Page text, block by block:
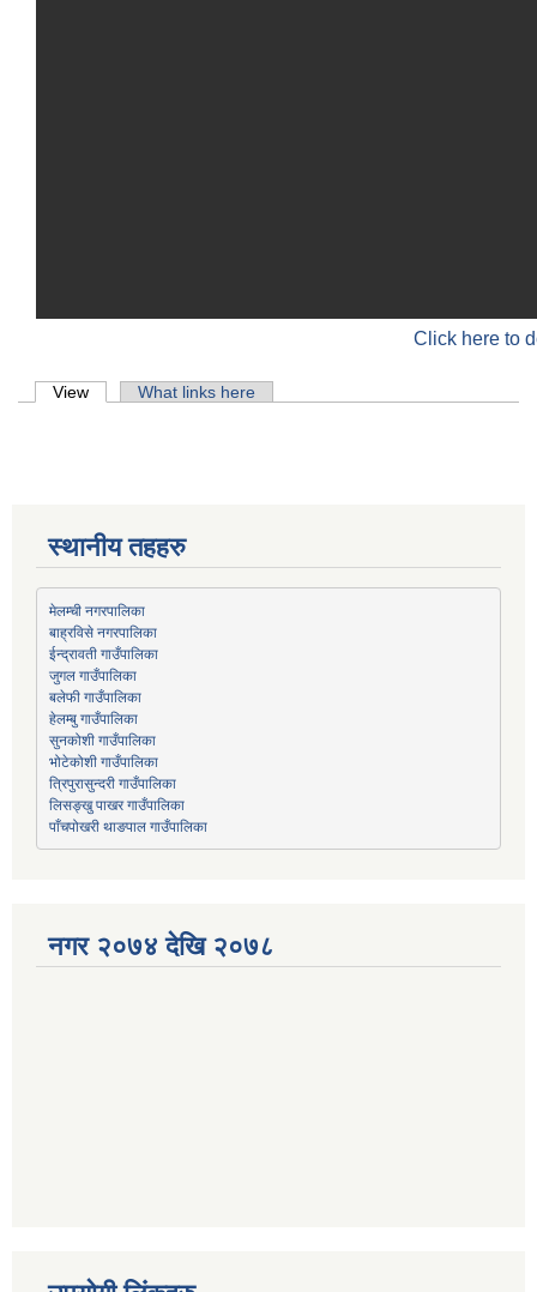
Click here to
Primary tabs
View (active tab)What links here
स्थानीय तहहरु
मेलम्ची नगरपालिका
बाह्रविसे नगरपालिका
ईन्द्रावती गाउँपालिका
जुगल गाउँपालिका
बलेफी गाउँपालिका
हेलम्बु गाउँपालिका
सुनकोशी गाउँपालिका
भोटेकोशी गाउँपालिका
त्रिपुरासुन्दरी गाउँपालिका
लिसङ्खु पाखर गाउँपालिका
पाँचपोखरी थाङपाल गाउँपालिका
नगर २०७४ देखि २०७८